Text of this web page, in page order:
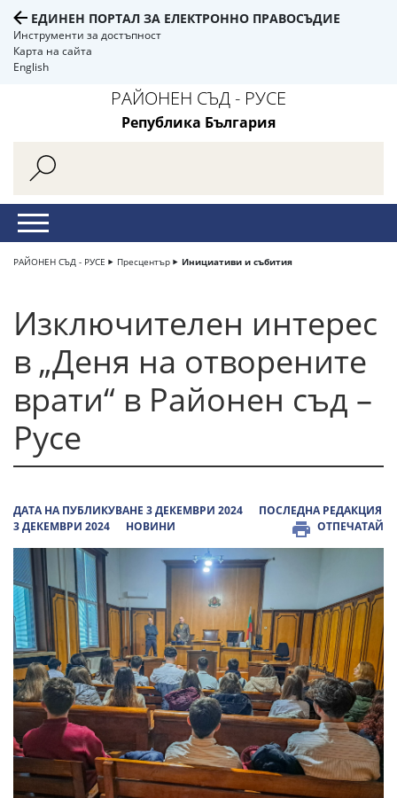
ЕДИНЕН ПОРТАЛ ЗА ЕЛЕКТРОННО ПРАВОСЪДИЕ
Инструменти за достъпност
Карта на сайта
English
РАЙОНЕН СЪД - РУСЕ
Република България
РАЙОНЕН СЪД - РУСЕ Пресцентър Инициативи и събития
Изключителен интерес
в „Деня на отворените
врати“ в Районен съд –
Русе
ДАТА НА ПУБЛИКУВАНЕ 3 ДЕКЕМВРИ 2024
ПОСЛЕДНА РЕДАКЦИЯ
3 ДЕКЕМВРИ 2024
НОВИНИ ОТПЕЧАТАЙ